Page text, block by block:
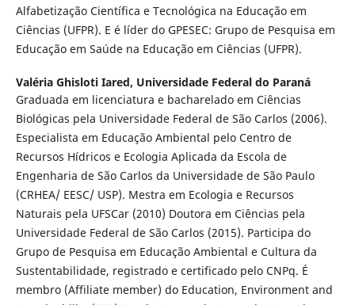
Alfabetização Científica e Tecnológica na Educação em
Ciências (UFPR). E é líder do GPESEC: Grupo de Pesquisa em
Educação em Saúde na Educação em Ciências (UFPR).
Valéria Ghisloti Iared, Universidade Federal do Paraná
Graduada em licenciatura e bacharelado em Ciências
Biológicas pela Universidade Federal de São Carlos (2006).
Especialista em Educação Ambiental pelo Centro de
Recursos Hídricos e Ecologia Aplicada da Escola de
Engenharia de São Carlos da Universidade de São Paulo
(CRHEA/ EESC/ USP). Mestra em Ecologia e Recursos
Naturais pela UFSCar (2010) Doutora em Ciências pela
Universidade Federal de São Carlos (2015). Participa do
Grupo de Pesquisa em Educação Ambiental e Cultura da
Sustentabilidade, registrado e certificado pelo CNPq. É
membro (Affiliate member) do Education, Environment and